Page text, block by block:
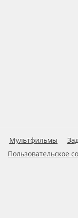
Мультфильмы
Пользовательское